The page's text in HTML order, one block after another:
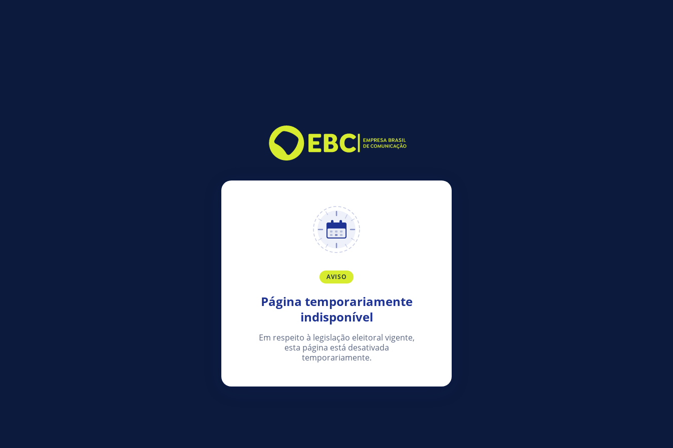
AVISO
Página temporariamente
indisponível
Em respeito à legislação eleitoral vigente,
esta página está desativada
temporariamente.